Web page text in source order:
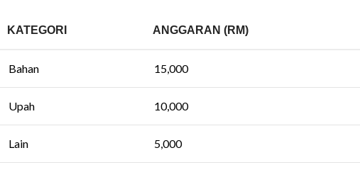
KATEGORI ANGGARAN (RM)
Bahan 15,000
Upah 10,000
Lain 5,000